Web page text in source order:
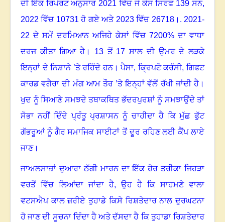
ਦੀ ਇੱਕ ਰਿਪੋਰਟ ਅਨੁਸਾਰ 2021 ਵਿੱਚ ਜੋ ਕੇਸ ਸਿਰਫ 139 ਸਨ,
2022 ਵਿੱਚ 10731 ਹੋ ਗਏ ਅਤੇ 2023 ਵਿੱਚ 26718। . 2021-
22 ਦੇ ਸਮੇਂ ਦਰਮਿਆਨ ਅਜਿਹੇ ਕੇਸਾਂ ਵਿੱਚ 7200% ਦਾ ਵਾਧਾ
ਦਰਜ ਕੀਤਾ ਗਿਆ ਹੈ । 13 ਤੋਂ 17 ਸਾਲ ਦੀ ਉਮਰ ਦੇ ਲੜਕੇ
ਇਨ੍ਹਾਂ ਦੇ ਨਿਸ਼ਾਨੇ ’ਤੇ ਰਹਿੰਦੇ ਹਨ।ਪੈਸਾ, ਕ੍ਰਿਪਟੋ ਕਰੰਸੀ,ਗਿਫਟ
ਕਾਰਡ ਵਗੈਰਾ ਦੀ ਮੰਗ ਆਮ ਤੌਰ ’ਤੇ ਇਨ੍ਹਾਂ ਵੱਲੋਂ ਰੱਖੀ ਜਾਂਦੀ ਹੈ ।
ਖੁਦ ਨੂੰ ਸਿਆਣੇ ਸਮਝਦੇ ਤਥਾਕਥਿਤ ਭੱਦਰਪੁਰਸ਼ਾਂ ਨੂੰ ਸਮਝਾਉਂਦੇ ਤਾਂ
ਸੋਭਾ ਨਹੀਂ ਦਿੰਦੇ ਪ੍ਰੰਤੂ ਪ੍ਰਸ਼ਾਸਨ ਨੂੰ ਚਾਹੀਦਾ ਹੈ ਕਿ ਮੁੱਛ ਫੁੱਟ
ਗੱਭਰੂਆਂ ਨੂੰ ਗੈਰ ਸਮਾਜਿਕ ਸਾਈਟਾਂ ਤੋਂ ਦੂਰ ਰਹਿਣ ਲਈ ਕੈਂਪ ਲਾਏ
ਜਾਣ।
ਜਾਅਲਸਾਜ਼ਾਂ ਦੁਆਰਾ ਠੱਗੀ ਮਾਰਨ ਦਾ ਇੱਕ ਹੋਰ ਤਰੀਕਾ ਜਿਹੜਾ
ਵਰਤੋਂ ਵਿੱਚ ਲਿਆਂਦਾ ਜਾਂਦਾ ਹੈ, ਉਹ ਹੈ ਕਿ ਸਾਹਮਣੇ ਵਾਲਾ
ਵਟਸਐਪ ਕਾਲ ਜ਼ਰੀਏ ਤੁਹਾਡੇ ਕਿਸੇ ਰਿਸ਼ਤੇਦਾਰ ਨਾਲ ਦੁਰਘਟਨਾ
ਹੋ ਜਾਣ ਦੀ ਸੂਚਨਾ ਦਿੰਦਾ ਹੈ ਅਤੇ ਦੱਸਦਾ ਹੈ ਕਿ ਤੁਹਾਡਾ ਰਿਸ਼ਤੇਦਾਰ